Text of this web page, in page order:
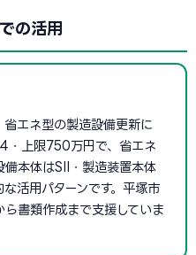
の活用
エネ型の製造設備更新に
・上限750万円で、省エネ
本体はSII・製造装置本体
活用パターンです。平塚市
書類作成まで支援していま